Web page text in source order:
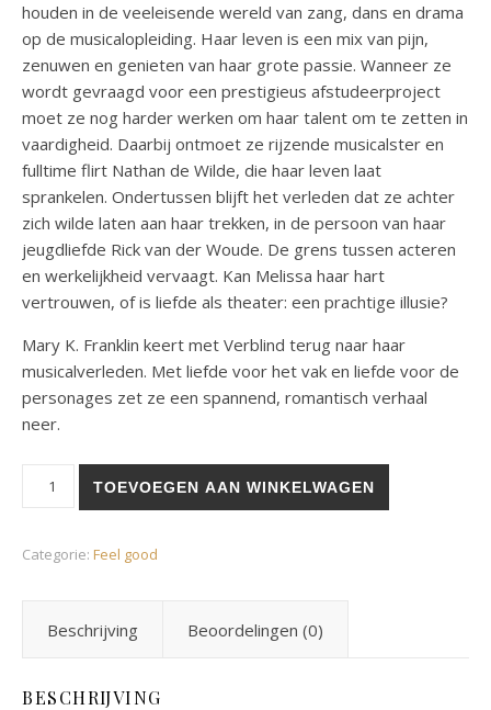
houden in de veeleisende wereld van zang, dans en drama
op de musicalopleiding. Haar leven is een mix van pijn,
zenuwen en genieten van haar grote passie. Wanneer ze
wordt gevraagd voor een prestigieus afstudeerproject
moet ze nog harder werken om haar talent om te zetten in
vaardigheid. Daarbij ontmoet ze rijzende musicalster en
fulltime flirt Nathan de Wilde, die haar leven laat
sprankelen. Ondertussen blijft het verleden dat ze achter
zich wilde laten aan haar trekken, in de persoon van haar
jeugdliefde Rick van der Woude. De grens tussen acteren
en werkelijkheid vervaagt. Kan Melissa haar hart
vertrouwen, of is liefde als theater: een prachtige illusie?
Mary K. Franklin keert met Verblind terug naar haar
musicalverleden. Met liefde voor het vak en liefde voor de
personages zet ze een spannend, romantisch verhaal
neer.
Verblind – Ebook aantal
TOEVOEGEN AAN WINKELWAGEN
Categorie: Feel good
Beschrijving Beoordelingen (0)
BESCHRIJVING